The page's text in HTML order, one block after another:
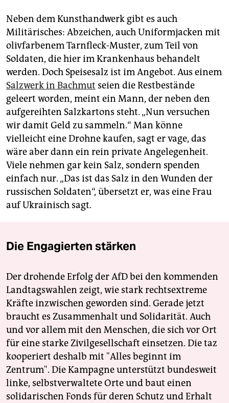
Neben dem Kunsthandwerk gibt es auch
Militärisches: Abzeichen, auch Uniformjacken mit
olivfarbenem Tarnfleck-Muster, zum Teil von
Soldaten, die hier im Krankenhaus behandelt
werden. Doch Speisesalz ist im Angebot. Aus einem
Salzwerk in Bachmut seien die Restbestände
geleert worden, meint ein Mann, der neben den
aufgereihten Salzkartons steht. „Nun versuchen
wir damit Geld zu sammeln.“ Man könne
vielleicht eine Drohne kaufen, sagt er vage, das
wäre aber dann ein rein private Angelegenheit.
Viele nehmen gar kein Salz, sondern spenden
einfach nur. „Das ist das Salz in den Wunden der
russischen Soldaten“, übersetzt er, was eine Frau
auf Ukrainisch sagt.
Die Engagierten stärken
Der drohende Erfolg der AfD bei den kommenden
Landtagswahlen zeigt, wie stark rechtsextreme
Kräfte inzwischen geworden sind. Gerade jetzt
braucht es Zusammenhalt und Solidarität. Auch
und vor allem mit den Menschen, die sich vor Ort
für eine starke Zivilgesellschaft einsetzen. Die taz
kooperiert deshalb mit "Alles beginnt im
Zentrum". Die Kampagne unterstützt bundesweit
linke, selbstverwaltete Orte und baut einen
solidarischen Fonds für deren Schutz und Erhalt